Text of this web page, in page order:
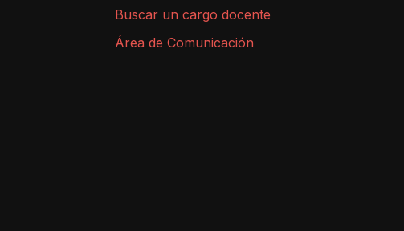
Buscar un cargo docente
Área de Comunicación